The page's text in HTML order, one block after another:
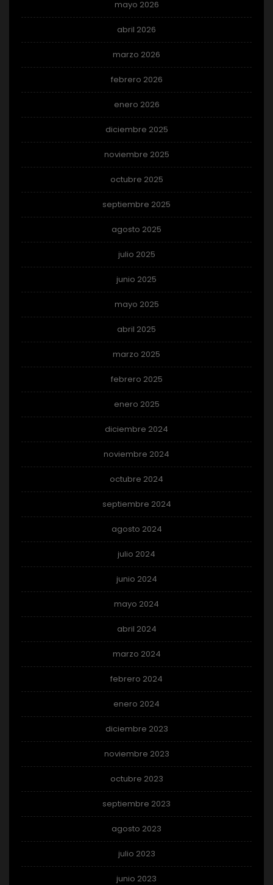
mayo 2026
abril 2026
marzo 2026
febrero 2026
enero 2026
diciembre 2025
noviembre 2025
octubre 2025
septiembre 2025
agosto 2025
julio 2025
junio 2025
mayo 2025
abril 2025
marzo 2025
febrero 2025
enero 2025
diciembre 2024
noviembre 2024
octubre 2024
septiembre 2024
agosto 2024
julio 2024
junio 2024
mayo 2024
abril 2024
marzo 2024
febrero 2024
enero 2024
diciembre 2023
noviembre 2023
octubre 2023
septiembre 2023
agosto 2023
julio 2023
junio 2023